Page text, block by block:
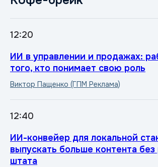
XV Региональная конференция
Локальное
инновации и
12:20
ИИ в управлении и продажах:
того, кто понимает свою роль
Виктор Пащенко (ГПМ Реклама)
12:40
ИИ-конвейер для локальной
выпускать больше контента без
штата